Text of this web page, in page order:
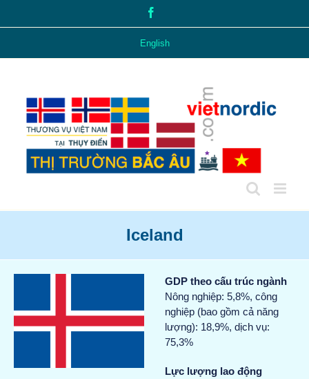
English
Iceland
GDP theo cấu trúc ngành
Nông nghiệp: 5,8%, công
nghiệp (bao gồm cả năng
lượng): 18,9%, dịch vụ:
75,3%
Lực lượng lao động